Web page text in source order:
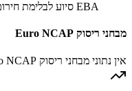
EBA סיוע לבלימת חירום
מבחני ריסוק Euro NCAP
אין נתוני מבחני ריסוק Euro NCAP לדגם זה